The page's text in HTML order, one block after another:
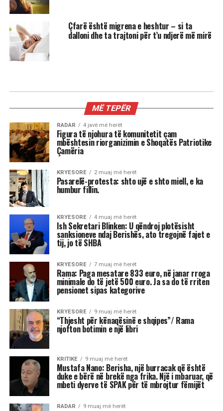
Çfarë është migrena e heshtur – si ta
dalloni dhe ta trajtoni për t’u ndjerë më mirë
3 shenjat më xheloze të horoskopit
Astrologjia tregon se disa shenja të zodiakut
janë më të prirura të përjetojnë xhelozi, për
shkak të pasigurisë, krenarisë ose nevojës së
fortë për njohje.
Kjo dinamikë shpesh sjell tensione dhe konflikte,
si në jetën personale, ashtu edhe në atë
profesionale.
Më poshtë janë tre shenjat e zodiakut që
konsiderohen më xheloze:
Akrepi
I njohur për intensitetin e tij emocional, akrepi
shpesh konkurron në heshtje. Kur ndjen se është
tejkaluar, mund të mbajë mëri dhe të tërhiqet